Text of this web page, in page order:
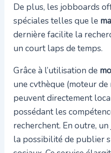
De plus, les jobboards
spéciales telles que le
dernière facilite la
un court laps de temps.
Grâce à l’utilisation de
une cvthèque (moteur
peuvent directement
possédant les
recherchent. En outre,
la possibilité de publier